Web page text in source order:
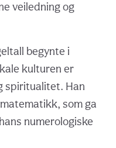
veiledning og
begynte i
kulturen er
spiritualitet. Han
som ga
numerologiske